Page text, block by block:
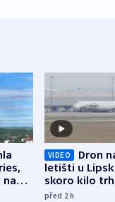
na
VIDEO
Dron
letišti u
skoro kilo
indicie
před 2h